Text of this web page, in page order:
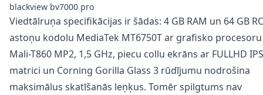
blackview bv7000 pro
Viedtālruņa specifikācijas ir šādas: 4 GB RAM un 64 GB
astoņu kodolu MediaTek MT6750T ar grafisko procesoru
Mali-T860 MP2, 1,5 GHz, piecu collu ekrāns ar FULLHD IPS
matrici un Corning Gorilla Glass 3 rūdījumu nodrošina
maksimālus skatīšanās leņķus. Tomēr spilgtums nav